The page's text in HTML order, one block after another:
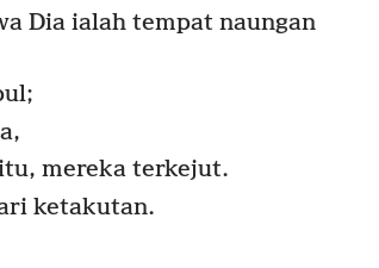
Dia ialah tempat naungan
mereka terkejut.
ketakutan.